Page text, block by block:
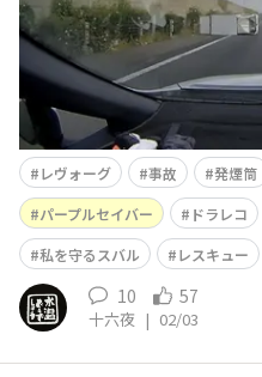
レヴォーグ 事故 発煙筒
パープルセイバー
ドラレコ
私を守るスバル
レスキュー
10 57
十六夜 | 02/03